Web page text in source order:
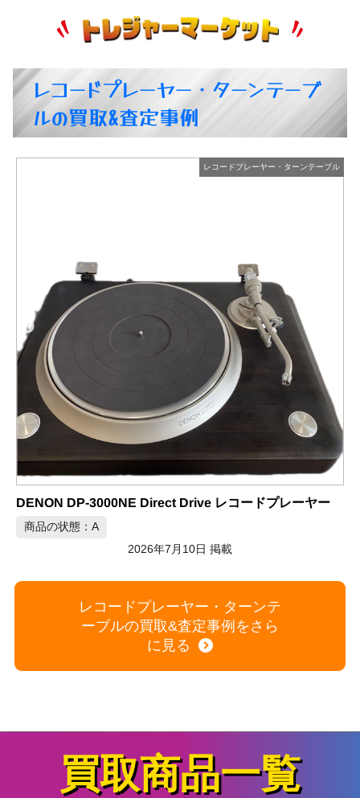
レコードプレーヤー・ターンテーブ
ルの買取&査定事例
レコードプレーヤー・ターンテーブル
マイクロ MICRO SX-8000 ターンテーブル RT-2000VA レコードプレーヤー
商品の状態：C
2026年7月9日 掲載
レコードプレーヤー・ターンテ
ーブルの買取&査定事例をさら
に見る
買取商品一覧